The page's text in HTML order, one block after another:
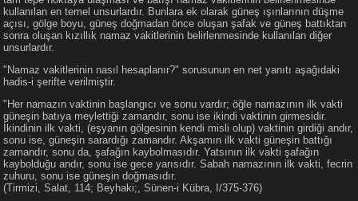
kullanılan en temel unsurlardır. Bunlara ek olarak güneş ışınlarının düşme
açısı, gölge boyu, güneş doğmadan önce oluşan şafak ve güneş battıktan
sonra oluşan kızıllık namaz vakitlerinin belirlenmesinde kullanılan diğer
unsurlardır.
"Namaz vakitlerinin nasıl hesaplanır?" sorusunun en net yanıtı aşağıdaki
hadis-i şerifte verilmiştir.
"Her namazın vaktinin başlangıcı ve sonu vardır; öğle namazının ilk vakti
güneşin batıya meylettiği zamandır, sonu ise ikindi vaktinin girmesidir.
İkindinin ilk vakti, (eşyanın gölgesinin kendi misli olup) vaktinin girdiği andır,
sonu ise, güneşin sarardığı zamandır. Akşamın ilk vakti güneşin battığı
zamandır, sonu da, şafağın kaybolmasıdır. Yatsının ilk vakti şafağın
kaybolduğu andır, sonu ise gece yarısıdır. Sabah namazının ilk vakti, fecrin
zuhuru, sonu ise güneşin doğmasıdır.
(Tirmizi, Salat, 114; Beyhaki;, Sünen-i Kübra, I/375-376)